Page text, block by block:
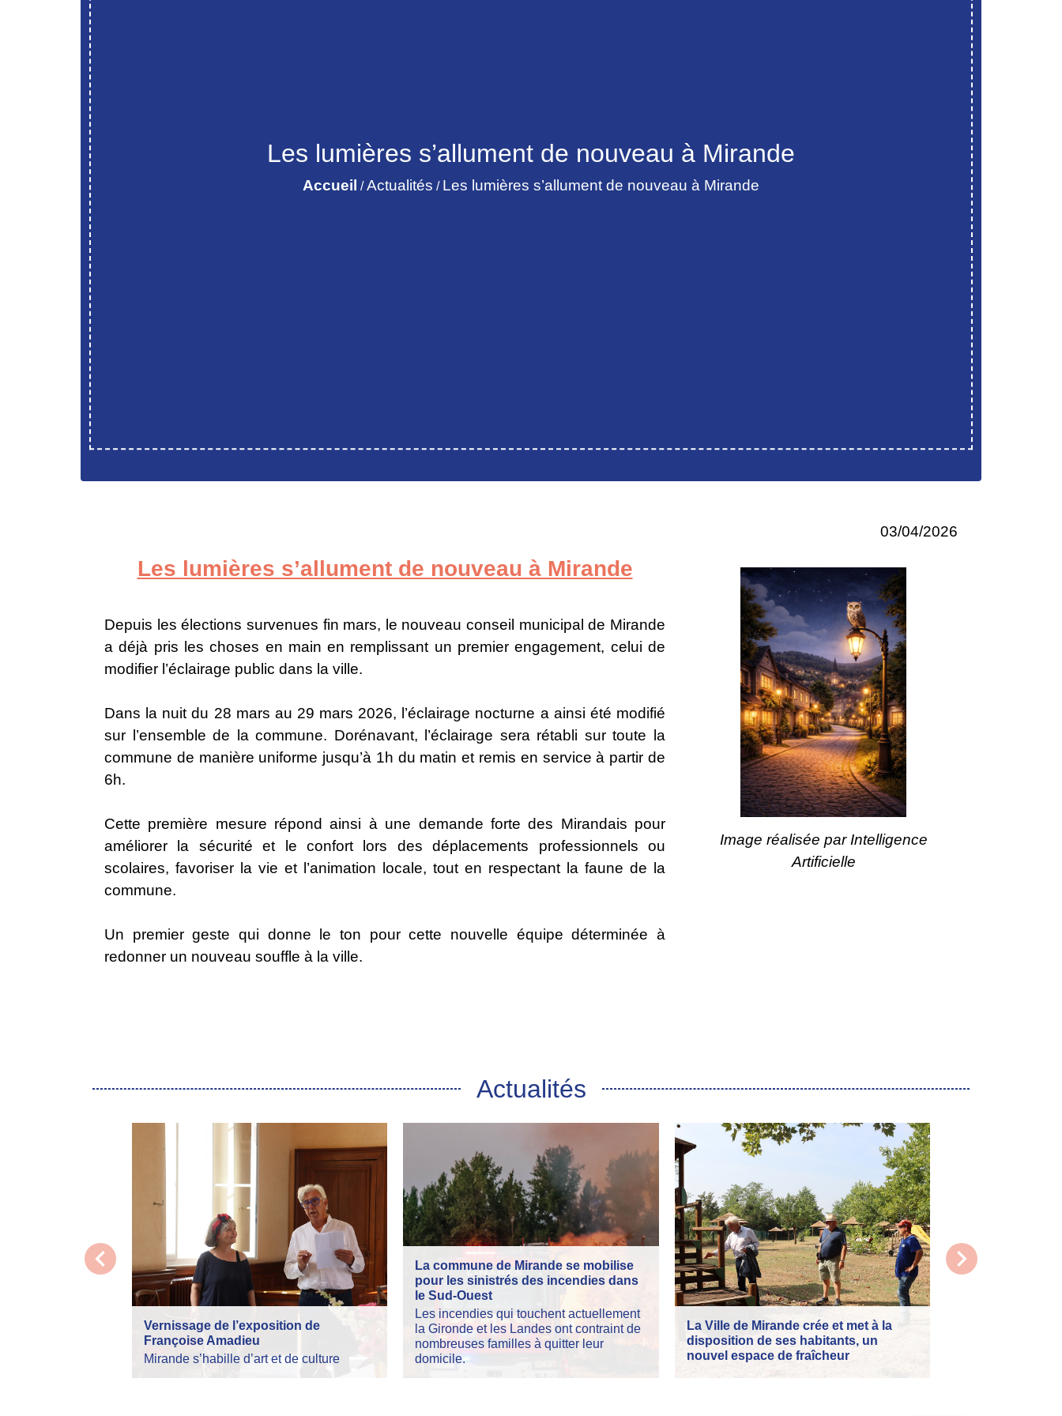
Les lumières s’allument de nouveau à Mirande
Accueil /Actualités / Les lumières s’allument de nouveau à Mirande
03/04/2026
Les lumières s’allument de nouveau à Mirande
Depuis les élections survenues fin mars, le nouveau conseil municipal de Mirande
a déjà pris les choses en main en remplissant un premier engagement, celui de
modifier l’éclairage public dans la ville.
Dans la nuit du 28 mars au 29 mars 2026, l’éclairage nocturne a ainsi été modifié
sur l’ensemble de la commune. Dorénavant, l’éclairage sera rétabli sur toute la
commune de manière uniforme jusqu’à 1h du matin et remis en service à partir de
6h.
Cette première mesure répond ainsi à une demande forte des Mirandais pour
améliorer la sécurité et le confort lors des déplacements professionnels ou
scolaires, favoriser la vie et l’animation locale, tout en respectant la faune de la
commune.
Un premier geste qui donne le ton pour cette nouvelle équipe déterminée à
redonner un nouveau souffle à la ville.
Image réalisée par Intelligence
Artificielle
Actualités
Vernissage de l’exposition de
Françoise Amadieu
Mirande s’habille d’art et de culture
La commune de Mirande se mobilise
pour les sinistrés des incendies dans
le Sud-Ouest
Les incendies qui touchent actuellement
la Gironde et les Landes ont contraint de
nombreuses familles à quitter leur
domicile.
La Ville de Mirande crée et met à la
disposition de ses habitants, un
nouvel espace de fraîcheur
chevron_left chevron_right